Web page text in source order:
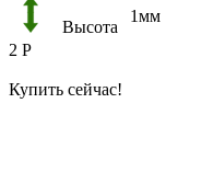
Высота
1мм
2 Р
Купить сейчас!